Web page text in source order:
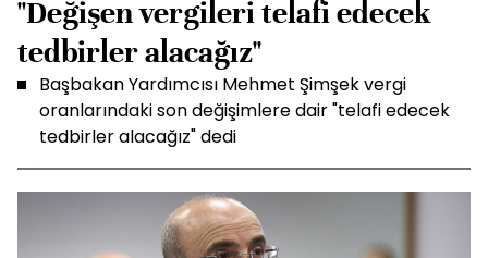
"Değişen vergileri telafi edecek
tedbirler alacağız"
Başbakan Yardımcısı Mehmet Şimşek vergi
oranlarındaki son değişimlere dair "telafi edecek
tedbirler alacağız" dedi